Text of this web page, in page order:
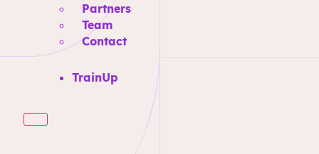
Partners
Team
Contact
TrainUp